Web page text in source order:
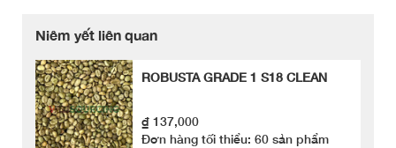
Niêm yết liên quan
ROBUSTA GRADE 1 S18 CLEAN
₫ 137,000
Đơn hàng tối thiểu: 60 sản phẩm